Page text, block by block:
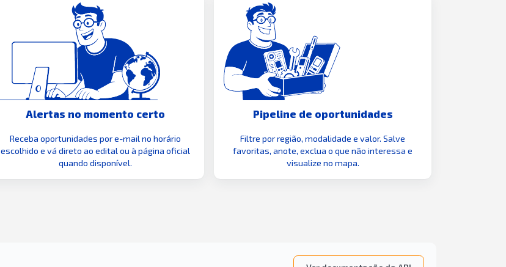
Alertas no momento certo
Receba oportunidades por e-mail no horário
escolhido e vá direto ao edital ou à página oficial
quando disponível.
Pipeline de oportunidades
Filtre por região, modalidade e valor. Salve
favoritas, anote, exclua o que não interessa e
visualize no mapa.